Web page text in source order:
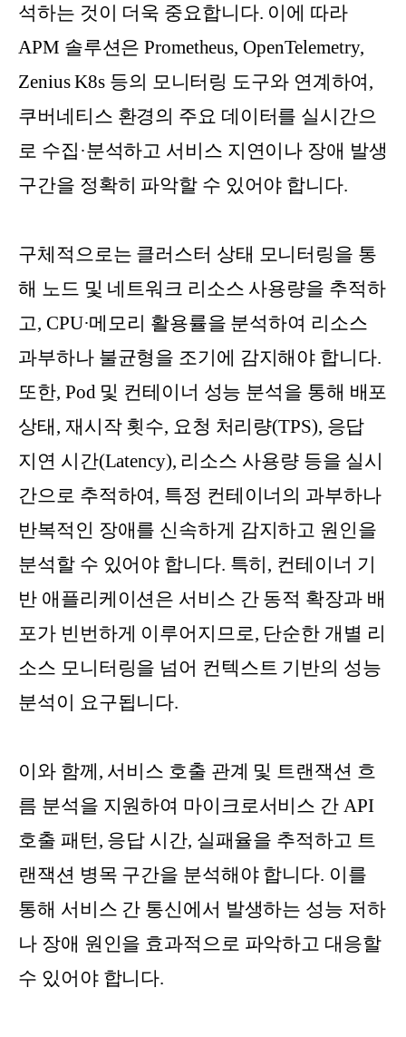
석하는 것이 더욱 중요합니다. 이에 따라
APM 솔루션은 Prometheus, OpenTelemetry,
Zenius K8s 등의 모니터링 도구와 연계하여,
쿠버네티스 환경의 주요 데이터를 실시간으
로 수집·분석하고 서비스 지연이나 장애 발생
구간을 정확히 파악할 수 있어야 합니다.
구체적으로는 클러스터 상태 모니터링을 통
해 노드 및 네트워크 리소스 사용량을 추적하
고, CPU·메모리 활용률을 분석하여 리소스
과부하나 불균형을 조기에 감지해야 합니다.
또한, Pod 및 컨테이너 성능 분석을 통해 배포
상태, 재시작 횟수, 요청 처리량(TPS), 응답
지연 시간(Latency), 리소스 사용량 등을 실시
간으로 추적하여, 특정 컨테이너의 과부하나
반복적인 장애를 신속하게 감지하고 원인을
분석할 수 있어야 합니다. 특히, 컨테이너 기
반 애플리케이션은 서비스 간 동적 확장과 배
포가 빈번하게 이루어지므로, 단순한 개별 리
소스 모니터링을 넘어 컨텍스트 기반의 성능
분석이 요구됩니다.
이와 함께, 서비스 호출 관계 및 트랜잭션 흐
름 분석을 지원하여 마이크로서비스 간 API
호출 패턴, 응답 시간, 실패율을 추적하고 트
랜잭션 병목 구간을 분석해야 합니다. 이를
통해 서비스 간 통신에서 발생하는 성능 저하
나 장애 원인을 효과적으로 파악하고 대응할
수 있어야 합니다.